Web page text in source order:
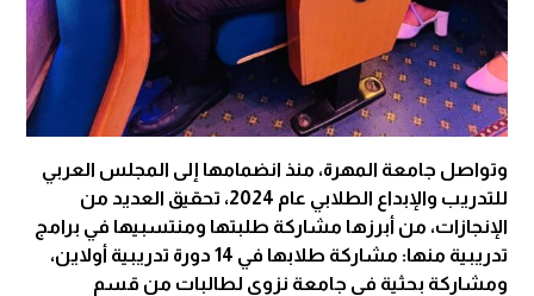
وتواصل جامعة المهرة، منذ انضمامها إلى المجلس العربي
للتدريب والإبداع الطلابي عام 2024، تحقيق العديد من
الإنجازات، من أبرزها مشاركة طلبتها ومنتسبيها في برامج
تدريبية منها: مشاركة طلابها في 14 دورة تدريبية أولاين،
ومشاركة بحثية في جامعة نزوى لطالبات من قسم